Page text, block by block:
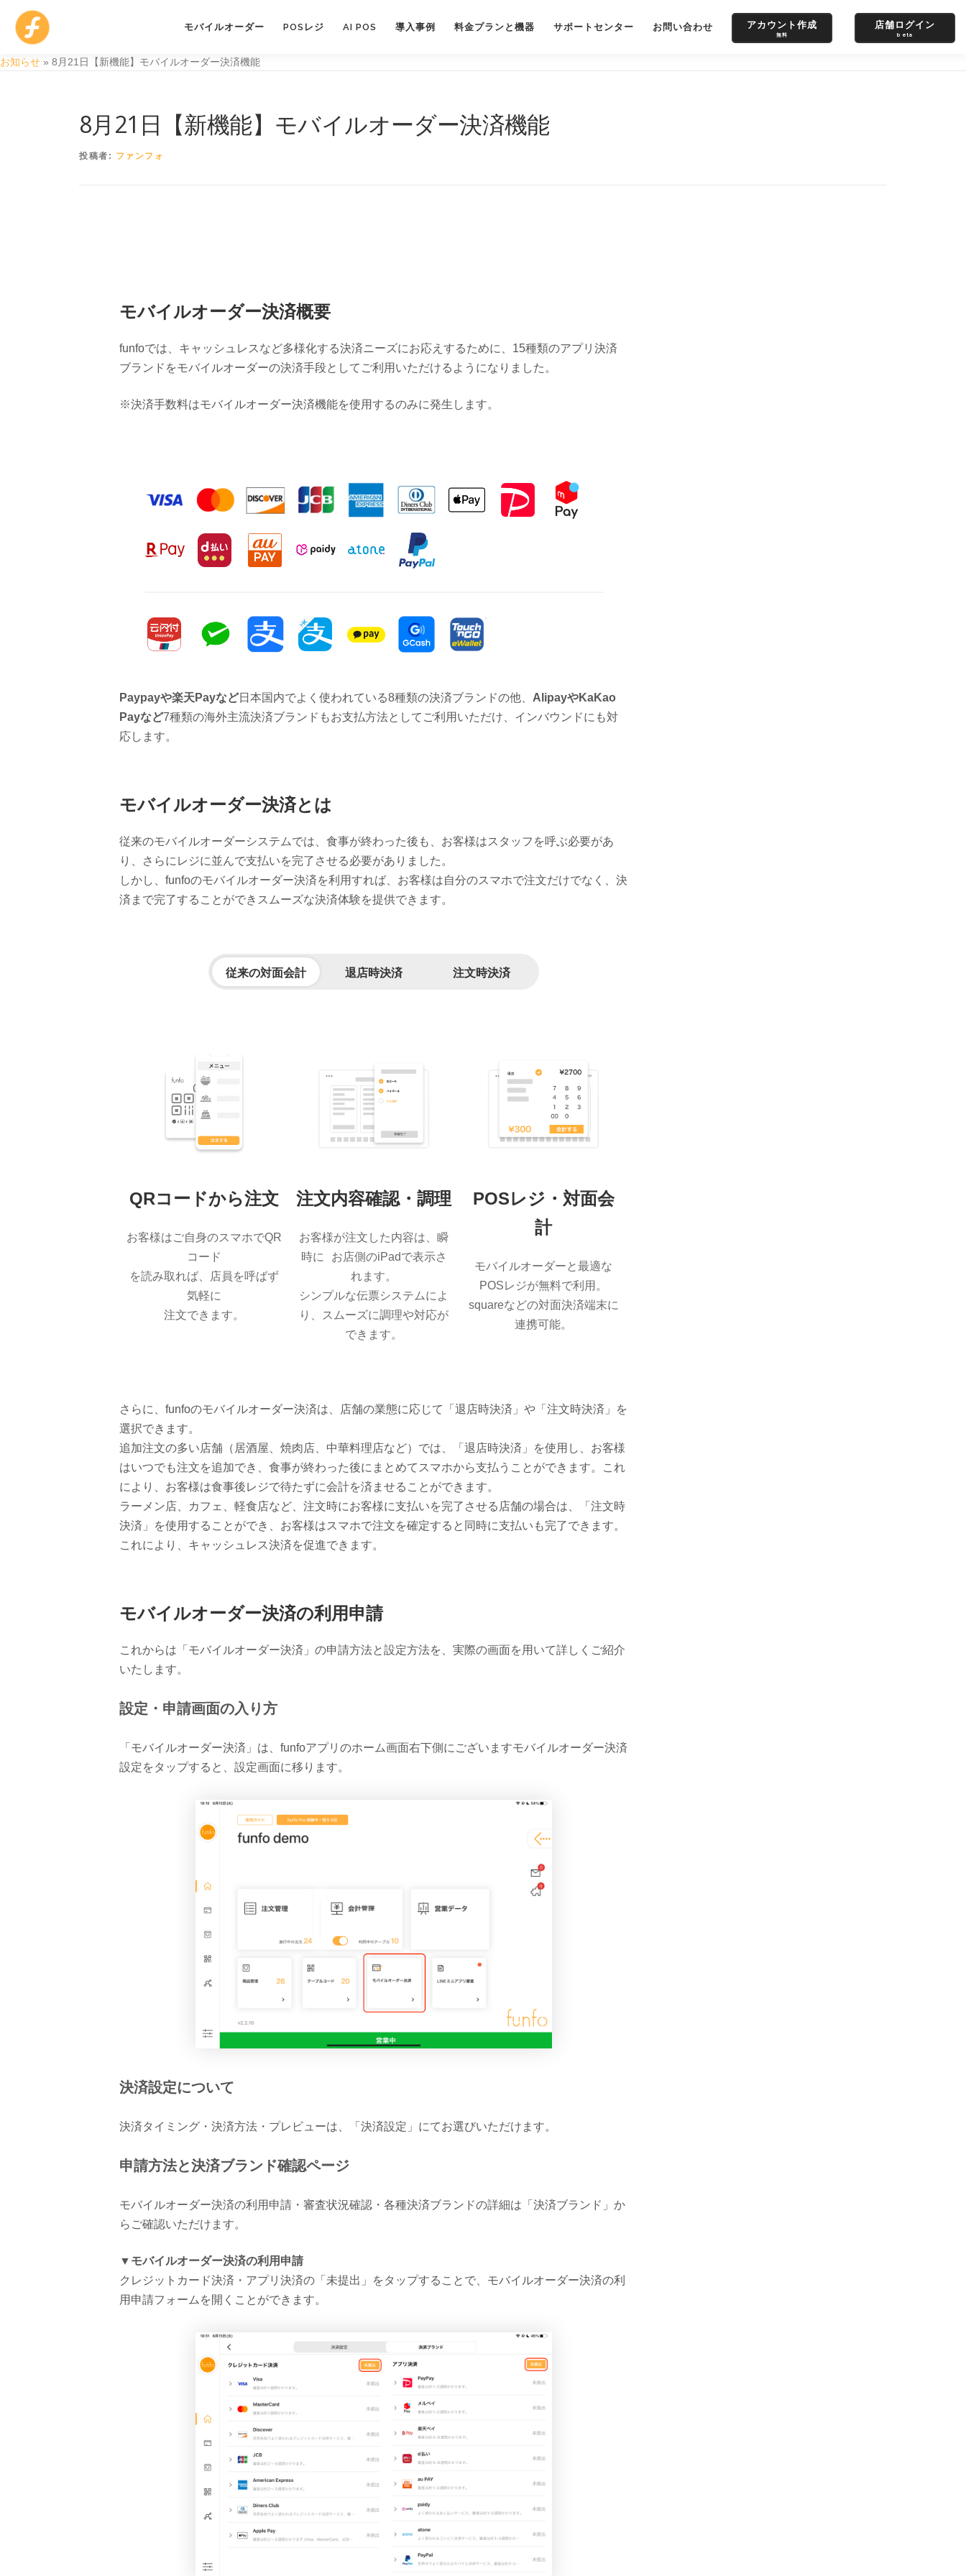
ン
モバイルオーダー POSレジ AI POS 導入事例 料金プランと機器 サポートセンター お問い合わせ アカウント作成
無料
店舗ログイン
beta
お知らせ » 8月21日【新機能】モバイルオーダー決済機能
8月21日【新機能】モバイルオーダー決済機能
投稿者: ファンフォ
モバイルオーダー決済概要
funfoでは、キャッシュレスなど多様化する決済ニーズにお応えするために、15種類のアプリ決済
ブランドをモバイルオーダーの決済手段としてご利用いただけるようになりました。
※決済手数料はモバイルオーダー決済機能を使用するのみに発生します。
Paypayや楽天Payなど日本国内でよく使われている8種類の決済ブランドの他、 AlipayやKaKao
Payなど7種類の海外主流決済ブランドもお支払方法としてご利用いただけ、インバウンドにも対
応します。
モバイルオーダー決済とは
従来のモバイルオーダーシステムでは、食事が終わった後も、お客様はスタッフを呼ぶ必要があ
り、さらにレジに並んで支払いを完了させる必要がありました。
しかし、funfoのモバイルオーダー決済を利用すれば、お客様は自分のスマホで注文だけでなく、決
済まで完了することができスムーズな決済体験を提供できます。
従来の対面会計 退店時決済 注文時決済
QRコードから注文
お客様はご自身のスマホでQR
コード
を読み取れば、店員を呼ばず
気軽に
注文できます。
注文内容確認・調理
お客様が注文した内容は、瞬
時に お店側のiPadで表示さ
れます。
シンプルな伝票システムによ
り、スムーズに調理や対応が
できます。
POSレジ・対面会
計
モバイルオーダーと最適な
POSレジが無料で利用。
squareなどの対面決済端末に
連携可能。
さらに、funfoのモバイルオーダー決済は、店舗の業態に応じて「退店時決済」や「注文時決済」を
選択できます。
追加注文の多い店舗（居酒屋、焼肉店、中華料理店など）では、「退店時決済」を使用し、お客様
はいつでも注文を追加でき、食事が終わった後にまとめてスマホから支払うことができます。これ
により、お客様は食事後レジで待たずに会計を済ませることができます。
ラーメン店、カフェ、軽食店など、注文時にお客様に支払いを完了させる店舗の場合は、「注文時
決済」を使用することができ、お客様はスマホで注文を確定すると同時に支払いも完了できます。
これにより、キャッシュレス決済を促進できます。
モバイルオーダー決済の利用申請
これからは「モバイルオーダー決済」の申請方法と設定方法を、実際の画面を用いて詳しくご紹介
いたします。
設定・申請画面の入り方
「モバイルオーダー決済」は、funfoアプリのホーム画面右下側にございますモバイルオーダー決済
設定をタップすると、設定画面に移ります。
決済設定について
決済タイミング・決済方法・プレビューは、「決済設定」にてお選びいただけます。
申請方法と決済ブランド確認ページ
モバイルオーダー決済の利用申請・審査状況確認・各種決済ブランドの詳細は「決済ブランド」か
らご確認いただけます。
▼モバイルオーダー決済の利用申請
クレジットカード決済・アプリ決済の「未提出」をタップすることで、モバイルオーダー決済の利
用申請フォームを開くことができます。